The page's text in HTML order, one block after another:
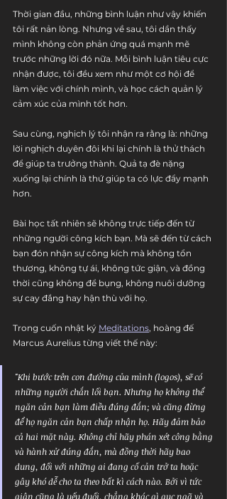
Thời gian đầu, những bình luận như vậy khiến
tôi rất nản lòng. Nhưng về sau, tôi dần thấy
mình không còn phản ứng quá mạnh mẽ
trước những lời đó nữa. Mỗi bình luận tiêu cực
nhận được, tôi đều xem như một cơ hội để
làm việc với chính mình, và học cách quản lý
cảm xúc của mình tốt hơn.
Sau cùng, nghịch lý tôi nhận ra rằng là: những
lời nghịch duyên đôi khi lại chính là thử thách
để giúp ta trưởng thành. Quả tạ đè nặng
xuống lại chính là thứ giúp ta có lực đẩy mạnh
hơn.
Bài học tất nhiên sẽ không trực tiếp đến từ
những người công kích bạn. Mà sẽ đến từ cách
bạn đón nhận sự công kích mà không tổn
thương, không tự ái, không tức giận, và đồng
thời cũng không để bụng, không nuôi dưỡng
sự cay đắng hay hận thù với họ.
Trong cuốn nhật ký Meditations, hoàng đế
Marcus Aurelius từng viết thế này:
"Khi bước trên con đường của mình (logos), sẽ có
những người chắn lối bạn. Nhưng họ không thể
ngăn cản bạn làm điều đúng đắn; và cũng đừng
để họ ngăn cản bạn chấp nhận họ. Hãy đảm bảo
cả hai mặt này. Không chỉ hãy phán xét công bằng
và hành xử đúng đắn, mà đồng thời hãy bao
dung, đối với những ai đang cố cản trở ta hoặc
gây khó dễ cho ta theo bất kì cách nào. Bởi vì tức
giận cũng là yếu đuối, chẳng khác gì gục ngã và